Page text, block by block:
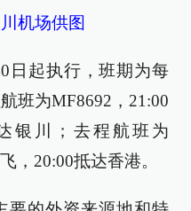
机场供图
日起执行，班期为每
班为MF8692，21:00
银川；去程航班为
，20:00抵达香港。